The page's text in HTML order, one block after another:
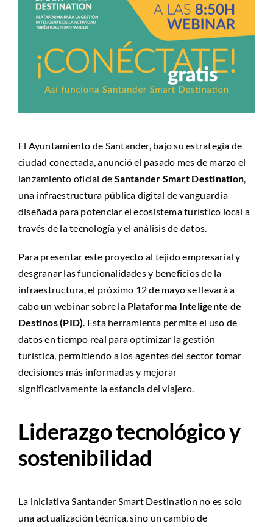
El Ayuntamiento de Santander, bajo su estrategia de
ciudad conectada, anunció el pasado mes de marzo el
lanzamiento oficial de Santander Smart Destination
una infraestructura pública digital de vanguardia
diseñada para potenciar el ecosistema turístico local a
través de la tecnología y el análisis de datos.
Para presentar este proyecto al tejido empresarial y
desgranar las funcionalidades y beneficios de la
infraestructura, el próximo 12 de mayo se llevará a
cabo un webinar sobre la Plataforma Inteligente de
Destinos (PID) . Esta herramienta permite el uso de
datos en tiempo real para optimizar la gestión
turística, permitiendo a los agentes del sector tomar
decisiones más informadas y mejorar
significativamente la estancia del viajero.
Liderazgo tecnológico y
sostenibilidad
La iniciativa Santander Smart Destination no es solo
una actualización técnica, sino un cambio de